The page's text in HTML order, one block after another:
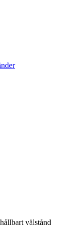
välstånd